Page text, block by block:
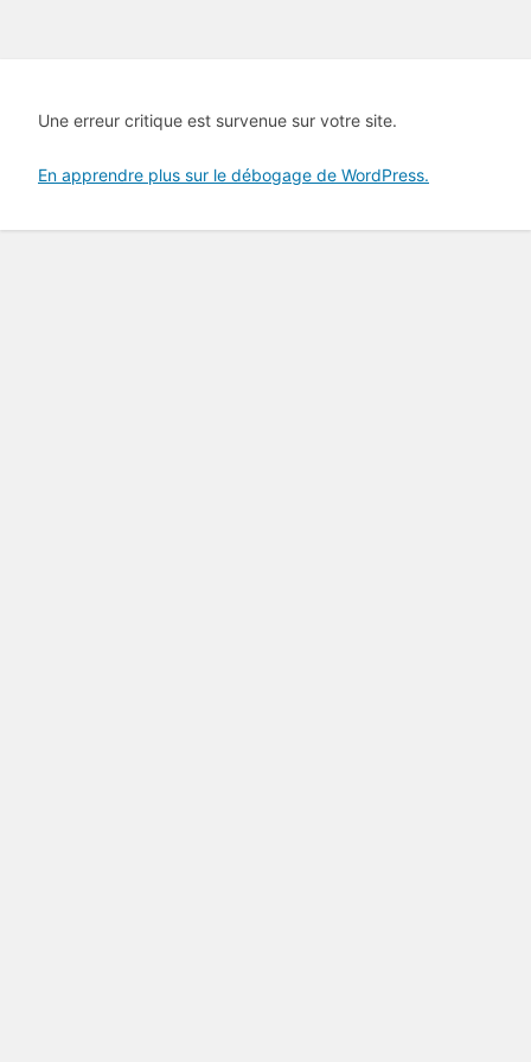
Une erreur critique est survenue sur votre site.
En apprendre plus sur le débogage de WordPress.